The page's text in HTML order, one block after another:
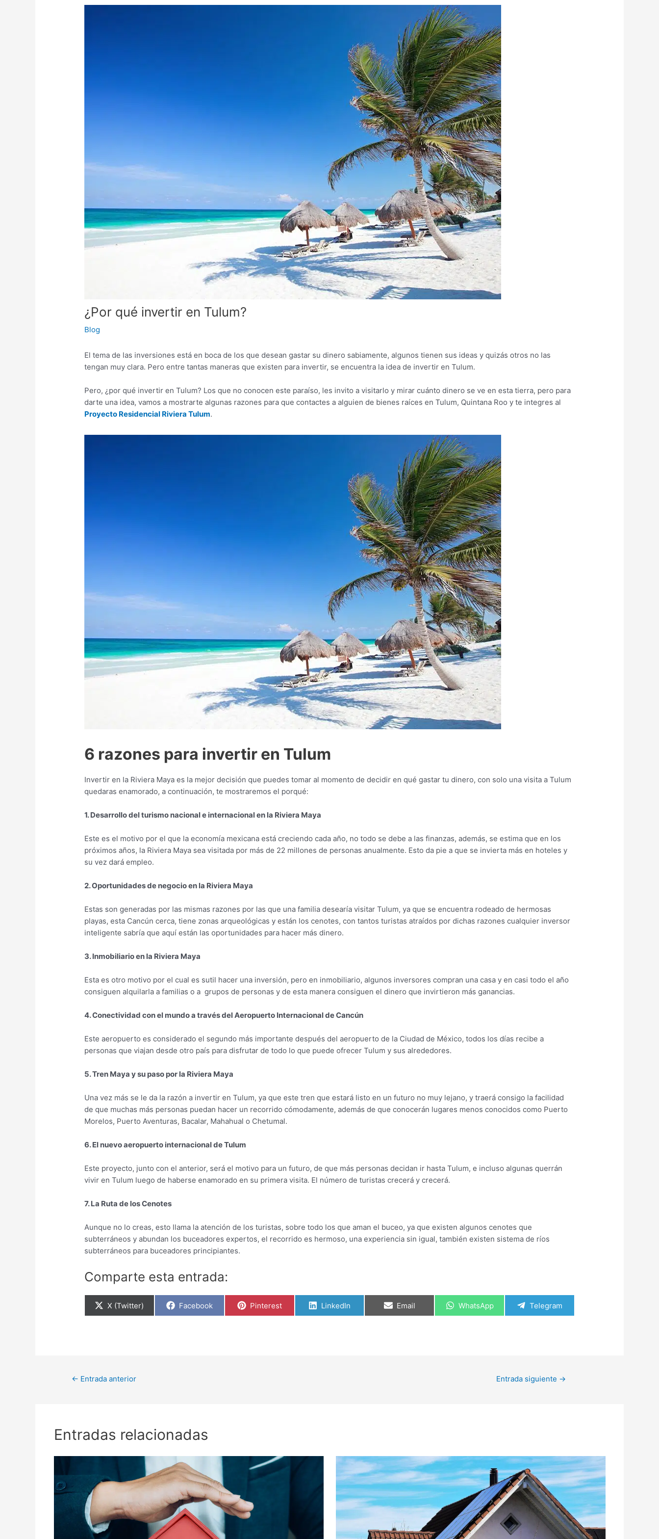
¿Por qué invertir en Tulum?
Blog
El tema de las inversiones está en boca de los que desean gastar su dinero sabiamente, algunos tienen sus ideas y quizás otros no las
tengan muy clara. Pero entre tantas maneras que existen para invertir, se encuentra la idea de invertir en Tulum.
Pero, ¿por qué invertir en Tulum? Los que no conocen este paraíso, les invito a visitarlo y mirar cuánto dinero se ve en esta tierra, pero para
darte una idea, vamos a mostrarte algunas razones para que contactes a alguien de bienes raíces en Tulum, Quintana Roo y te integres al
Proyecto Residencial Riviera Tulum.
6 razones para invertir en Tulum
Invertir en la Riviera Maya es la mejor decisión que puedes tomar al momento de decidir en qué gastar tu dinero, con solo una visita a Tulum
quedaras enamorado, a continuación, te mostraremos el porqué:
1. Desarrollo del turismo nacional e internacional en la Riviera Maya
Este es el motivo por el que la economía mexicana está creciendo cada año, no todo se debe a las finanzas, además, se estima que en los
próximos años, la Riviera Maya sea visitada por más de 22 millones de personas anualmente. Esto da pie a que se invierta más en hoteles y
su vez dará empleo.
2. Oportunidades de negocio en la Riviera Maya
Estas son generadas por las mismas razones por las que una familia desearía visitar Tulum, ya que se encuentra rodeado de hermosas
playas, esta Cancún cerca, tiene zonas arqueológicas y están los cenotes, con tantos turistas atraídos por dichas razones cualquier inversor
inteligente sabría que aquí están las oportunidades para hacer más dinero.
3. Inmobiliario en la Riviera Maya
Esta es otro motivo por el cual es sutil hacer una inversión, pero en inmobiliario, algunos inversores compran una casa y en casi todo el año
consiguen alquilarla a familias o a grupos de personas y de esta manera consiguen el dinero que invirtieron más ganancias.
4. Conectividad con el mundo a través del Aeropuerto Internacional de Cancún
Este aeropuerto es considerado el segundo más importante después del aeropuerto de la Ciudad de México, todos los días recibe a
personas que viajan desde otro país para disfrutar de todo lo que puede ofrecer Tulum y sus alrededores.
5. Tren Maya y su paso por la Riviera Maya
Una vez más se le da la razón a invertir en Tulum, ya que este tren que estará listo en un futuro no muy lejano, y traerá consigo la facilidad
de que muchas más personas puedan hacer un recorrido cómodamente, además de que conocerán lugares menos conocidos como Puerto
Morelos, Puerto Aventuras, Bacalar, Mahahual o Chetumal.
6. El nuevo aeropuerto internacional de Tulum
Este proyecto, junto con el anterior, será el motivo para un futuro, de que más personas decidan ir hasta Tulum, e incluso algunas querrán
vivir en Tulum luego de haberse enamorado en su primera visita. El número de turistas crecerá y crecerá.
7. La Ruta de los Cenotes
Aunque no lo creas, esto llama la atención de los turistas, sobre todo los que aman el buceo, ya que existen algunos cenotes que
subterráneos y abundan los buceadores expertos, el recorrido es hermoso, una experiencia sin igual, también existen sistema de ríos
subterráneos para buceadores principiantes.
Comparte esta entrada:
Compartir
en
X (Twitter) Compartir
Facebook Compartir
Pinterest Compartir
LinkedIn Compartir
Email Compartir
WhatsApp Compartir
Telegram
Navegación
← Entrada anterior Entrada siguiente →
Entradas relacionadas